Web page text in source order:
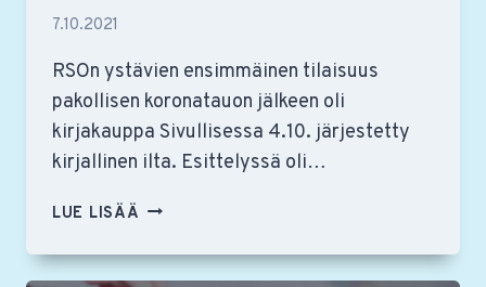
7.10.2021
RSOn ystävien ensimmäinen tilaisuus
pakollisen koronatauon jälkeen oli
kirjakauppa Sivullisessa 4.10. järjestetty
kirjallinen ilta. Esittelyssä oli…
LUE LISÄÄ KIRJALLISESSA
ESILLÄ